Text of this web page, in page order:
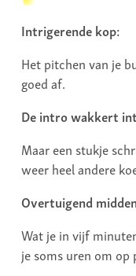
Intrigerende kop:
Het pitchen van je
goed af.
De intro wakkert
Maar een stukje
weer heel andere
Overtuigend
Wat je in vijf
je soms uren om